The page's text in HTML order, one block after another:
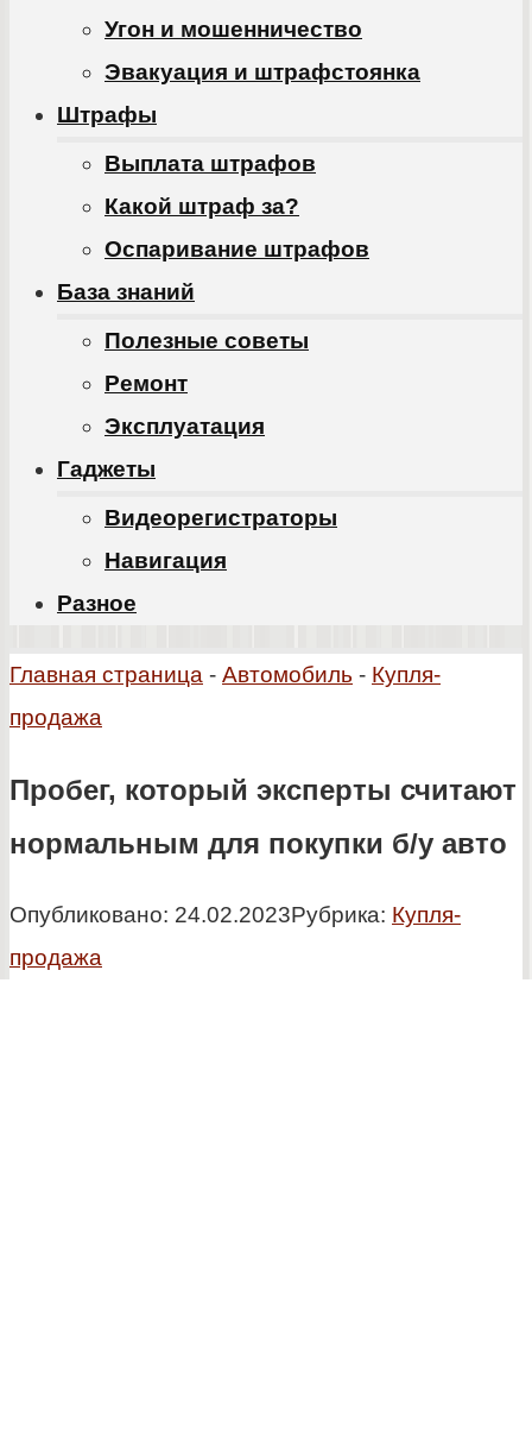
Угон и мошенничество
Эвакуация и штрафстоянка
Штрафы
Выплата штрафов
Какой штраф за?
Оспаривание штрафов
База знаний
Полезные советы
Ремонт
Эксплуатация
Гаджеты
Видеорегистраторы
Навигация
Разное
Главная страница - Автомобиль - Купля-
продажа
Пробег, который эксперты считают
нормальным для покупки б/у авто
Опубликовано: 24.02.2023Рубрика: Купля-
продажа